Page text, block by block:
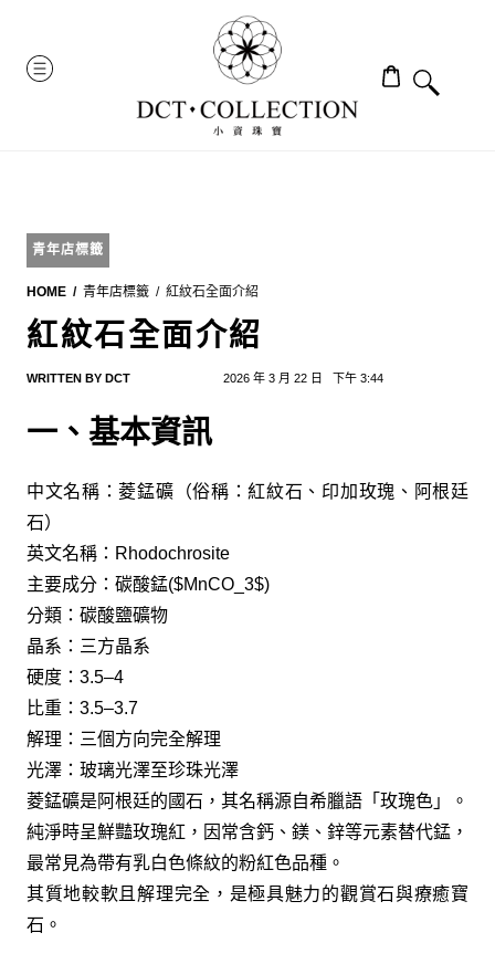
content
MENU
青年店標籤
HOME 青年店標籤 紅紋石全面介紹
紅紋石全面介紹
WRITTEN BY DCT 2026 年 3 月 22 日 下午 3:44
一、基本資訊
中文名稱：菱錳礦（俗稱：紅紋石、印加玫瑰、阿根廷
石）
英文名稱：Rhodochrosite
主要成分：碳酸錳($MnCO_3$)
分類：碳酸鹽礦物
晶系：三方晶系
硬度：3.5–4
比重：3.5–3.7
解理：三個方向完全解理
光澤：玻璃光澤至珍珠光澤
菱錳礦是阿根廷的國石，其名稱源自希臘語「玫瑰色」。
純淨時呈鮮豔玫瑰紅，因常含鈣、鎂、鋅等元素替代錳，
最常見為帶有乳白色條紋的粉紅色品種。
其質地較軟且解理完全，是極具魅力的觀賞石與療癒寶
石。